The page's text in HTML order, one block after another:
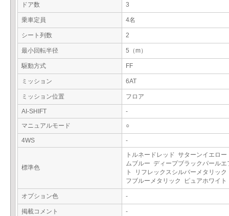
ドア数 3
乗車定員 4名
シート列数 2
最小回転半径 5（m）
駆動方式 FF
ミッション 6AT
ミッション位置 フロア
AI-SHIFT
-
マニュアルモード
○
4WS -
標準色
トルネードレッド サターンイエロ
ムブルー ディープブラックパールエ
ト リフレックスシルバーメタリッ
フブルーメタリック ピュアホワイ
オプション色 -
掲載コメント -